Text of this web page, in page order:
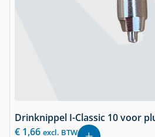
Drinknippel I-Classic 10 voor
€ 1,66 excl. BTW